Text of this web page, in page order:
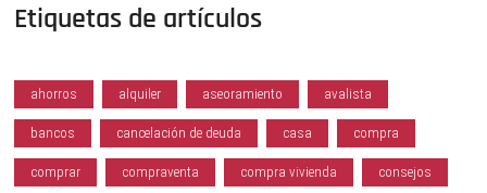
Etiquetas de artículos
ahorros alquiler aseoramiento avalista
bancos cancelación de deuda casa compra
comprar compraventa compra vivienda consejos